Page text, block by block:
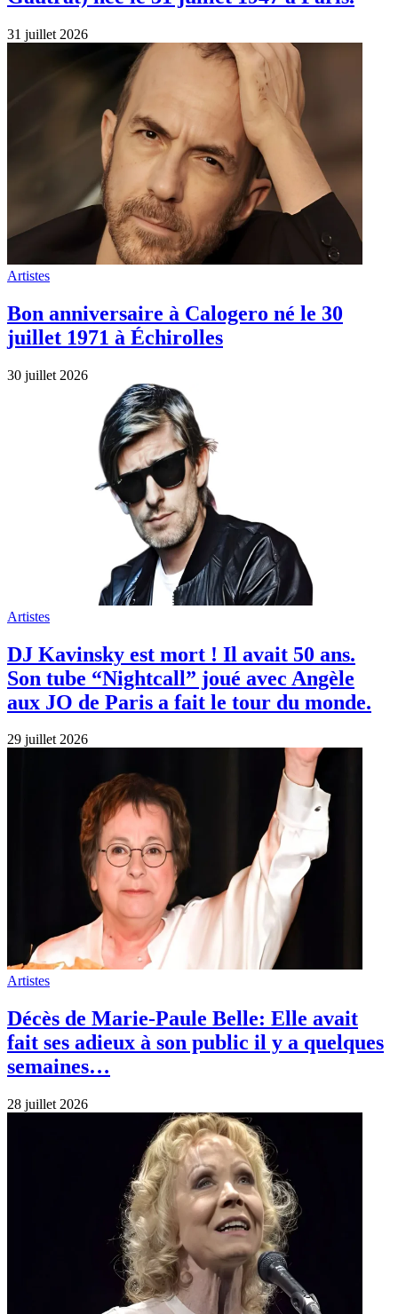
31 juillet 2026
Artistes
Bon anniversaire à Calogero né le 30
juillet 1971 à Échirolles
30 juillet 2026
Artistes
DJ Kavinsky est mort ! Il avait 50 ans.
Son tube “Nightcall” joué avec Angèle
aux JO de Paris a fait le tour du monde.
29 juillet 2026
Artistes
Décès de Marie-Paule Belle: Elle avait
fait ses adieux à son public il y a quelques
semaines…
28 juillet 2026